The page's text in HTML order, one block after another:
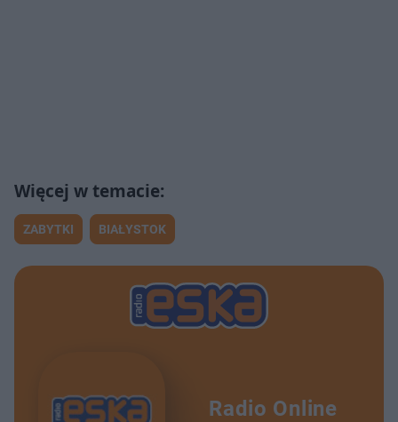
ZABYTKI BIAŁYSTOK
Radio Online